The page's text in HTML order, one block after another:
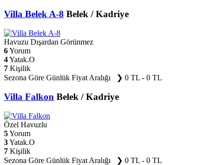
Villa Belek A-8 Belek / Kadriye
Havuzu Dışardan Görünmez
6Yorum
4Yatak.O
7 Kişilik
Sezona Göre Günlük Fiyat Aralığı ❯ 0 TL - 0 TL
Villa Falkon Belek / Kadriye
Özel Havuzlu
5Yorum
3Yatak.O
7 Kişilik
Sezona Göre Günlük Fiyat Aralığı ❯ 0 TL - 0 TL